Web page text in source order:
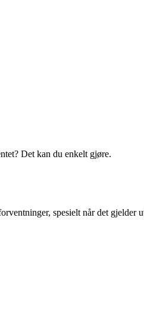
Det kan du enkelt gjøre.
spesielt når det gjelder